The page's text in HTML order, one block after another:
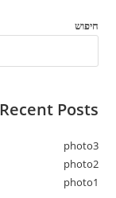
חיפוש
Recent Posts
photo3
photo2
photo1